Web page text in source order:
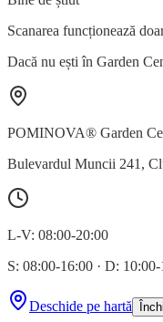
Scanarea funcționează
Dacă nu ești în Garden
POMINOVA® Garden
Bulevardul Muncii 241 ,
L-V: 08:00-20:00
S: 08:00-16:00 · D: 10:00-
Deschide pe hartă